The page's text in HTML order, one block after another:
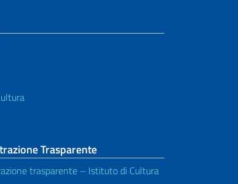
Trasparente
trasparente – Istituto di Cultura